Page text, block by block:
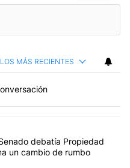
LOS MÁS RECIENTES
más comentarios en los
"Encuesta, mientras el
debatía Propiedad
un cambio de rumbo